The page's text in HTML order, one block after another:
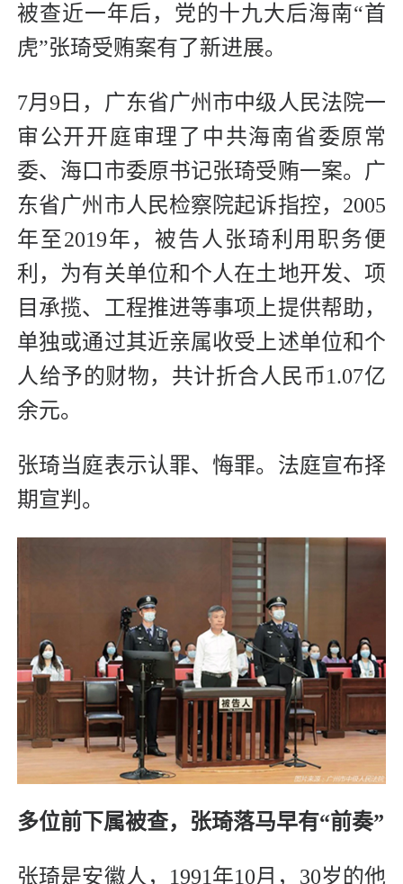
被查近一年后，党的十九大后海南“首
虎”张琦受贿案有了新进展。
7月9日，广东省广州市中级人民法院一
审公开开庭审理了中共海南省委原常
委、海口市委原书记张琦受贿一案。广
东省广州市人民检察院起诉指控，2005
年至2019年，被告人张琦利用职务便
利，为有关单位和个人在土地开发、项
目承揽、工程推进等事项上提供帮助，
单独或通过其近亲属收受上述单位和个
人给予的财物，共计折合人民币1.07亿
余元。
张琦当庭表示认罪、悔罪。法庭宣布择
期宣判。
多位前下属被查， 张琦落马早有“前奏”
张琦是安徽人，1991年10月，30岁的他